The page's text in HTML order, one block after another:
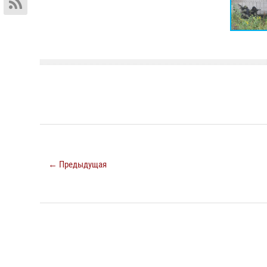
← Предыдущая